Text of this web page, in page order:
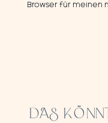
Browser für meinen
DAS